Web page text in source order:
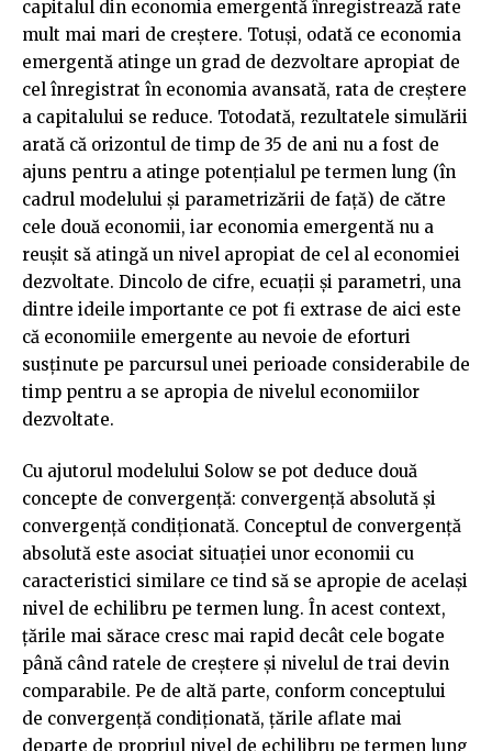
capitalul din economia emergentă înregistrează rate
mult mai mari de creștere. Totuși, odată ce economia
emergentă atinge un grad de dezvoltare apropiat de
cel înregistrat în economia avansată, rata de creștere
a capitalului se reduce. Totodată, rezultatele simulării
arată că orizontul de timp de 35 de ani nu a fost de
ajuns pentru a atinge potențialul pe termen lung (în
cadrul modelului și parametrizării de față) de către
cele două economii, iar economia emergentă nu a
reușit să atingă un nivel apropiat de cel al economiei
dezvoltate. Dincolo de cifre, ecuații și parametri, una
dintre ideile importante ce pot fi extrase de aici este
că economiile emergente au nevoie de eforturi
susținute pe parcursul unei perioade considerabile de
timp pentru a se apropia de nivelul economiilor
dezvoltate.
Cu ajutorul modelului Solow se pot deduce două
concepte de convergență: convergență absolută și
convergență condiționată. Conceptul de convergență
absolută este asociat situației unor economii cu
caracteristici similare ce tind să se apropie de același
nivel de echilibru pe termen lung. În acest context,
țările mai sărace cresc mai rapid decât cele bogate
până când ratele de creștere și nivelul de trai devin
comparabile. Pe de altă parte, conform conceptului
de convergență condiționată, țările aflate mai
departe de propriul nivel de echilibru pe termen lung